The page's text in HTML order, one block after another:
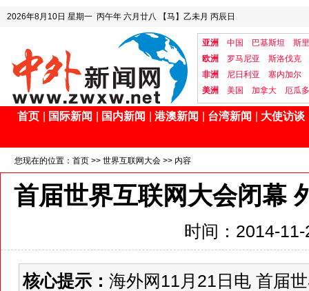
2026年8月10日 星期一 丙午年 六月廿八 【马】乙未月 丙辰日
亚洲 中国 巴基斯坦
斯
欧洲
罗马尼亚
斯洛伐克
非洲
尼日利亚
塞内加尔
美洲
美国 加拿大 厄瓜
首页 国际新闻 国内新闻 港澳新闻 台湾新闻 大使访谈
您现在的位置： 首页 >> 世界互联网大会 >> 内容
首届世界互联网大会闭幕
时间：2014-
核心提示： 海外网11月21日电 首届